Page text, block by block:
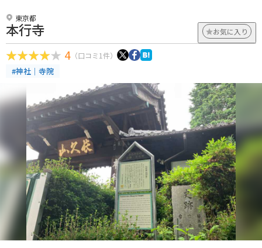
東京都
本行寺 お気に入り
4 （口コミ1件）
#神社｜寺院